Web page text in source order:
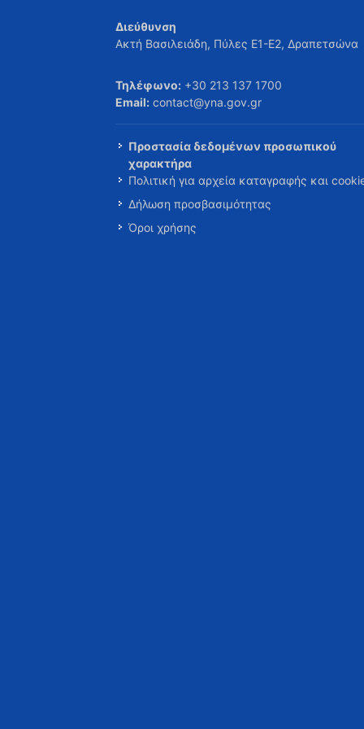
Διεύθυνση
Ακτή Βασιλειάδη, Πύλες Ε1-Ε2, Δραπετσώνα
Τηλέφωνο: +30 213 137 1700
Email: contact@yna.gov.gr
Προστασία δεδομένων προσωπικού
χαρακτήρα
Πολιτική για αρχεία καταγραφής και
Δήλωση προσβασιμότητας
Όροι χρήσης